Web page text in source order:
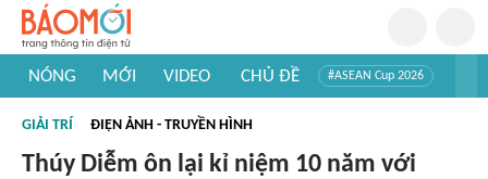
NÓNG MỚI VIDEO CHỦ ĐỀ #ASEAN Cup 2026
#Khám phá thế giới
GIẢI TRÍ ĐIỆN ẢNH - TRUYỀN HÌNH
Thúy Diễm ôn lại kỉ niệm 10 năm với